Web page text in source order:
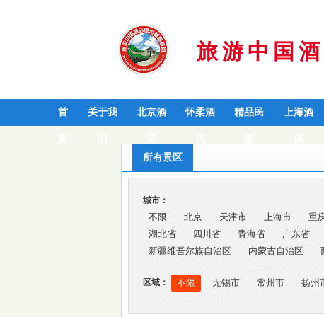
旅游中国
首 关于我 北京酒 怀柔酒 精品民 上海酒
所有景区
城市：
不限 北京 天津市 上海市 重
湖北省
四川省 青海省 广东省
新疆维吾尔族自治区
内蒙古自治区
区域： 不限 无锡市 常州市 扬州